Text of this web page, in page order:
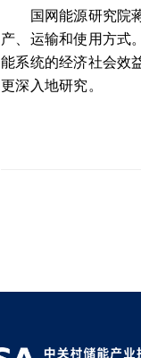
国网能源研究院蒋
产、运输和使用方式
能系统的经济社会效
更深入地研究。